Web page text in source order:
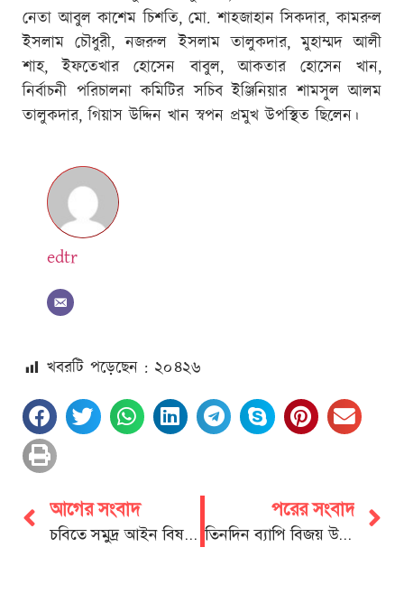
নেতা আবুল কাশেম চিশতি, মো. শাহজাহান সিকদার, কামরুল
ইসলাম চৌধুরী, নজরুল ইসলাম তালুকদার, মুহাম্মদ আলী
শাহ, ইফতেখার হোসেন বাবুল, আকতার হোসেন খান,
নির্বাচনী পরিচালনা কমিটির সচিব ইঞ্জিনিয়ার শামসুল আলম
তালুকদার, গিয়াস উদ্দিন খান স্বপন প্রমুখ উপস্থিত ছিলেন।
edtr
খবরটি পড়েছেন : ২০৪২৬
আগের সংবাদ
চবিতে সমুদ্র আইন বিষয়ক সেমিনার অনুষ্ঠিত
পরের সংবাদ
তিনদিন ব্যাপি বিজয় উৎসব Grand Fest 2023 উদ্বোধন করলেন হেলাল আকবর চৌধুরী বাবর